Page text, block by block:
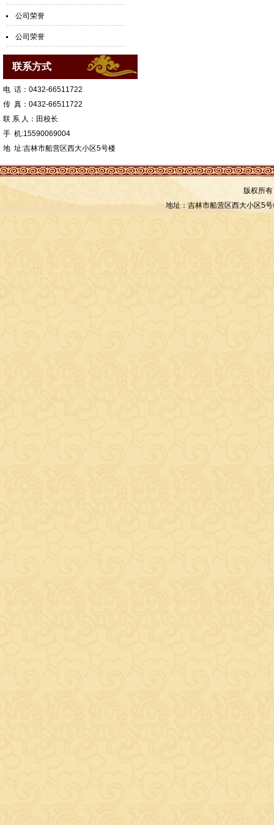
公司荣誉
公司荣誉
联系方式
电 话：0432-66511722
传 真：0432-66511722
联 系 人：田校长
手 机:15590069004
地 址:吉林市船营区西大小区5号楼
版权所
地址：吉林市船营区西大小区5